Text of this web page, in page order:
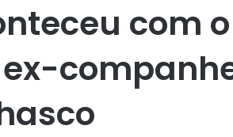
com o